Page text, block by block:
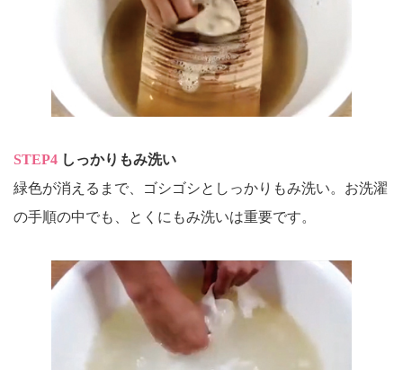
STEP4 しっかりもみ洗い
緑色が消えるまで、ゴシゴシとしっかりもみ洗い。お洗濯
の手順の中でも、とくにもみ洗いは重要です。